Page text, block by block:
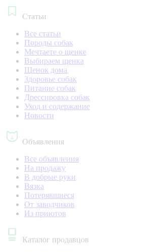
Статьи
Все статьи
Породы собак
Мечтаете о щенке
Выбираем щенка
Щенок дома
Здоровье собак
Питание собак
Дрессировка собак
Уход и содержание
Новости
Объявления
Все объявления
На продажу
В добрые руки
Вязка
Потерявшиеся
От заводчиков
Из приютов
Каталог продавцов